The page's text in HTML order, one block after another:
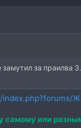
за праилва
или